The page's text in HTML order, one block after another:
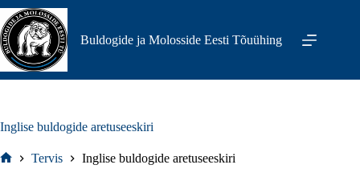
Skip
to
content
Buldogide ja Molosside Eesti Tõuühing
Inglise buldogide aretuseeskiri
Tervis Inglise buldogide aretuseeskiri